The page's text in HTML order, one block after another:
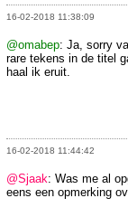
16-02-2018 11:38:09
@omabep: Ja, sorry
rare tekens in de titel
haal ik eruit.
16-02-2018 11:44:42
@Sjaak: Was me al
eens een opmerking